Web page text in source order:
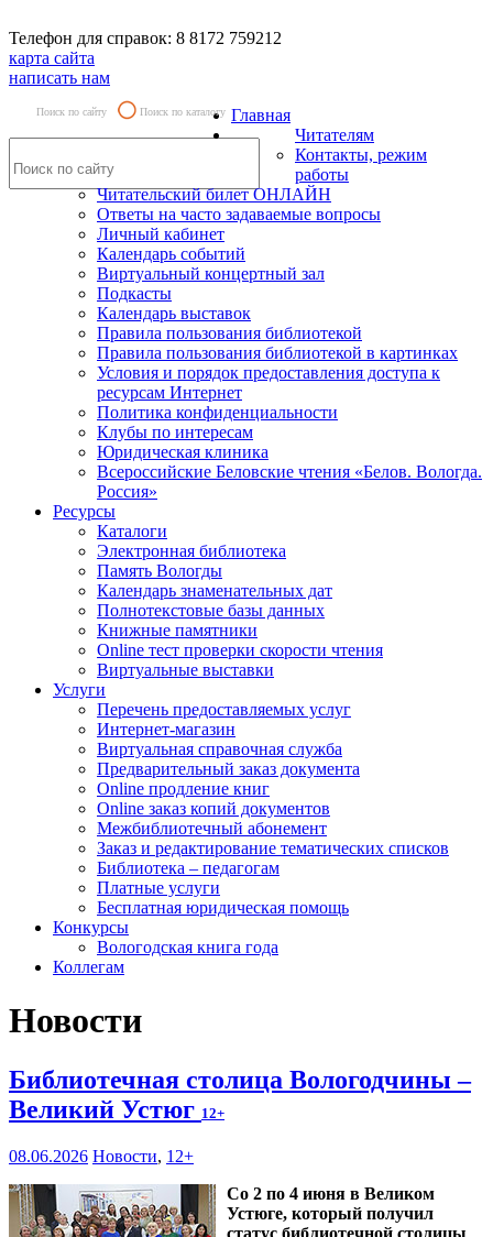
Телефон для справок: 8 8172 759212
карта сайта
написать нам
Поиск по сайту Поиск по каталогу Главная
Читателям
Контакты, режим
работы
Читательский билет ОНЛАЙН
Ответы на часто задаваемые вопросы
Личный кабинет
Календарь событий
Виртуальный концертный зал
Подкасты
Календарь выставок
Правила пользования библиотекой
Правила пользования библиотекой в картинках
Условия и порядок предоставления доступа к
ресурсам Интернет
Политика конфиденциальности
Клубы по интересам
Юридическая клиника
Всероссийские Беловские чтения «Белов. Вологда.
Россия»
Ресурсы
Каталоги
Электронная библиотека
Память Вологды
Календарь знаменательных дат
Полнотекстовые базы данных
Книжные памятники
Online тест проверки скорости чтения
Виртуальные выставки
Услуги
Перечень предоставляемых услуг
Интернет-магазин
Виртуальная справочная служба
Предварительный заказ документа
Online продление книг
Online заказ копий документов
Межбиблиотечный абонемент
Заказ и редактирование тематических списков
Библиотека – педагогам
Платные услуги
Бесплатная юридическая помощь
Конкурсы
Вологодская книга года
Коллегам
Новости
Библиотечная столица Вологодчины –
Великий Устюг 12+
08.06.2026 Новости, 12+
Со 2 по 4 июня в Великом
Устюге, который получил
статус библиотечной столицы